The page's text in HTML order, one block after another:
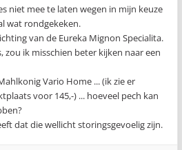
niet mee te laten wegen in mijn keuze
wat rondgekeken.
van de Eureka Mignon Specialita.
zou ik misschien beter kijken naar een
Vario Home ... (ik zie er
voor 145,-) ... hoeveel pech kan
dat die wellicht storingsgevoelig zijn.